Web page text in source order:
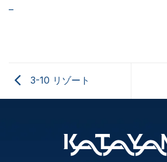
–
3-10 リゾート